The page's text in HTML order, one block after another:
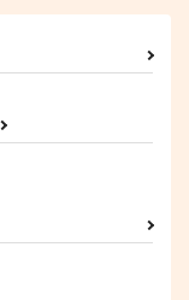
本好きの下剋上